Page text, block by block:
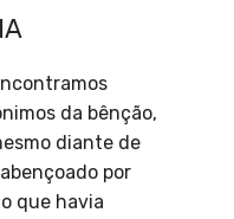
da bênção,
diante de
por
que havia